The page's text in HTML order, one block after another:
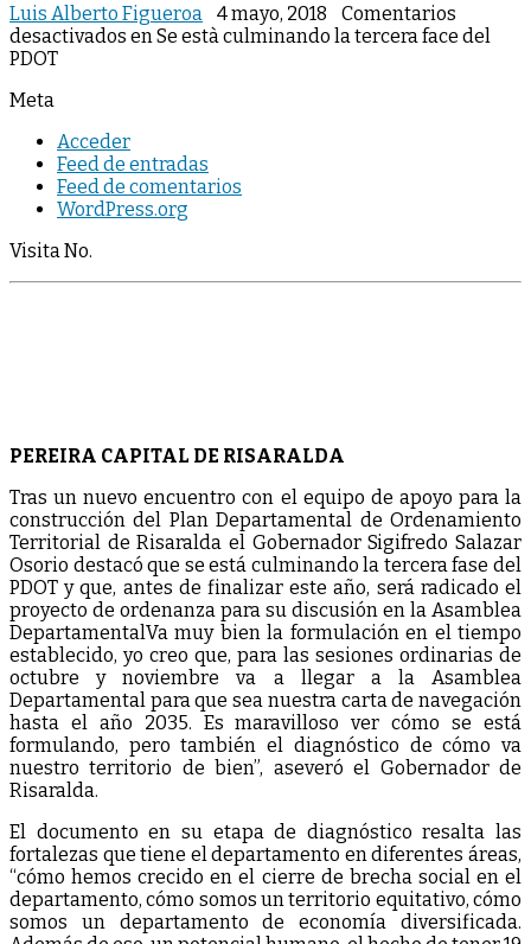
Luis Alberto Figueroa 4 mayo, 2018
Comentarios
desactivados en Se està culminando la tercera face del
PDOT
Meta
Acceder
Feed de entradas
Feed de comentarios
WordPress.org
Visita No.
PEREIRA CAPITAL DE RISARALDA
Tras un nuevo encuentro con el equipo de apoyo para la
construcción del Plan Departamental de Ordenamiento
Territorial de Risaralda el Gobernador Sigifredo Salazar
Osorio destacó que se está culminando la tercera fase del
PDOT y que, antes de finalizar este año, será radicado el
proyecto de ordenanza para su discusión en la Asamblea
DepartamentalVa muy bien la formulación en el tiempo
establecido, yo creo que, para las sesiones ordinarias de
octubre y noviembre va a llegar a la Asamblea
Departamental para que sea nuestra carta de navegación
hasta el año 2035. Es maravilloso ver cómo se está
formulando, pero también el diagnóstico de cómo va
nuestro territorio de bien”, aseveró el Gobernador de
Risaralda.
El documento en su etapa de diagnóstico resalta las
fortalezas que tiene el departamento en diferentes áreas,
“cómo hemos crecido en el cierre de brecha social en el
departamento, cómo somos un territorio equitativo, cómo
somos un departamento de economía diversificada.